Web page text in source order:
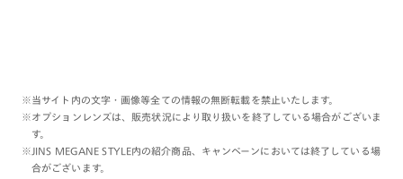
※当サイト内の文字・画像等全ての情報の無断転載を禁止いたします。
※オプションレンズは、販売状況により取り扱いを終了している場合がございま
す。
※JINS MEGANE STYLE内の紹介商品、キャンペーンにおいては終了している場
合がございます。